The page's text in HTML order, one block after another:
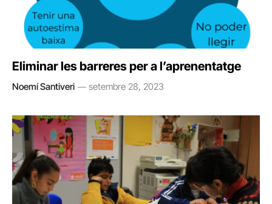
Eliminar les barreres per a l’aprenentatge
Noemí Santiveri setembre 28, 2023